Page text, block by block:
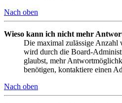
Nach oben
Wieso kann ich nicht mehr
Die maximal zulässige
wird durch die Board-
glaubst, mehr
benötigen, kontaktiere einen
Nach oben